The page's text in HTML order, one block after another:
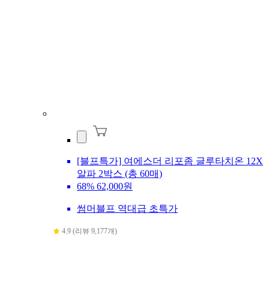
[블프특가] 여에스더 리포좀 글루타치온 12X
알파 2박스 (총 60매)
68% 62,000원
썸머블프 역대급 초특가
4.9 (리뷰 9,177개)